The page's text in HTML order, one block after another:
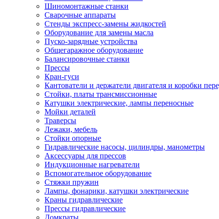
Шиномонтажные станки
Сварочные аппараты
Стенды экспресс-замены жидкостей
Оборудование для замены масла
Пуско-зарядные устройства
Общегаражное оборудование
Балансировочные станки
Прессы
Кран-гуси
Кантователи и держатели двигателя и коробки
Стойки, платы трансмиссионные
Катушки электрические, лампы переносные
Мойки деталей
Траверсы
Лежаки, мебель
Стойки опорные
Гидравлические насосы, цилиндры, манометры
Аксессуары для прессов
Индукционные нагреватели
Вспомогательное оборудование
Стяжки пружин
Лампы, фонарики, катушки электрические
Краны гидравлические
Прессы гидравлические
Домкраты